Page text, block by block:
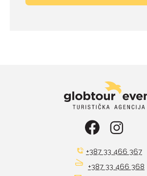
+387 33 466 367
+387 33 466 368